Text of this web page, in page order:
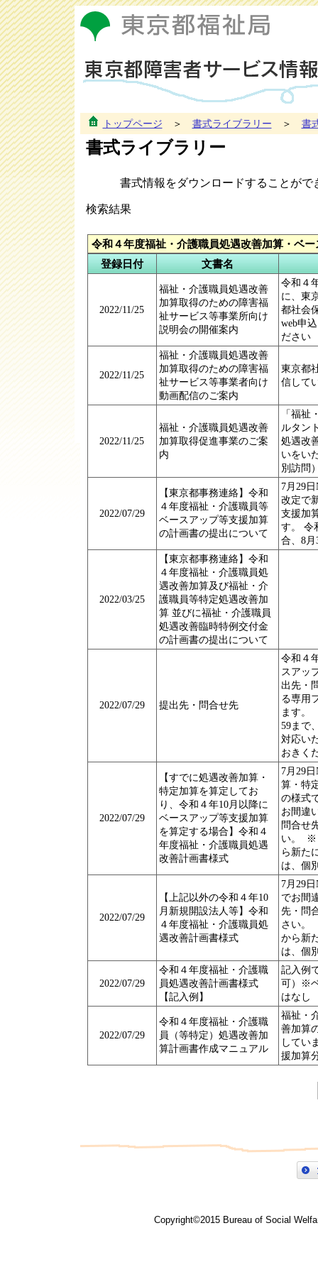
トップページ ＞ 書式ライブラリー ＞ 書
書式ライブラリー
書式情報をダウンロードすることがで
検索結果
令和４年度福祉・介護職員処遇改善加算・ベ
登録日付
文書名
2022/11/25
福祉・介護職員処遇改善
加算取得のための障害福
祉サービス等事業所向け
説明会の開催案内
令和４
に、東
都社会
web申
ださい
2022/11/25
福祉・介護職員処遇改善
加算取得のための障害福
祉サービス等事業者向け
動画配信のご案内
東京都
信して
2022/11/25
福祉・介護職員処遇改善
加算取得促進事業のご案
内
「福祉
ルタン
処遇改
いをい
別訪問
2022/07/29
【東京都事務連絡】令和
４年度福祉・介護職員等
ベースアップ等支援加算
の計画書の提出について
7月29
改定で
支援加
す。 令
合、8月
2022/03/25
【東京都事務連絡】令和
４年度福祉・介護職員処
遇改善加算及び福祉・介
護職員等特定処遇改善加
算 並びに福祉・介護職員
処遇改善臨時特例交付金
の計画書の提出について
2022/07/29 提出先・問合せ先
令和４
スアッ
出先・
る専用
ます。
59まで
対応い
おきく
2022/07/29
【すでに処遇改善加算・
特定加算を算定してお
り、令和４年10月以降に
ベースアップ等支援加算
を算定する場合】令和４
年度福祉・介護職員処遇
改善計画書様式
7月29
算・特
の様式
お間違
問合せ
い。 ※
ら新た
は、個
2022/07/29
【上記以外の令和４年10
月新規開設法人等】令和
４年度福祉・介護職員処
遇改善計画書様式
7月29
でお間
先・問
さい。
から新
は、個
2022/07/29
令和４年度福祉・介護職
員処遇改善計画書様式
【記入例】
記入例
可）※
はなし
2022/07/29
令和４年度福祉・介護職
員（等特定）処遇改善加
算計画書作成マニュアル
福祉・
善加算
してい
援加算
Copyright©2015 Bureau of Social